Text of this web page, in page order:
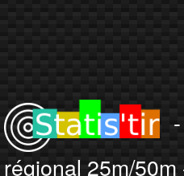
régional 25m/